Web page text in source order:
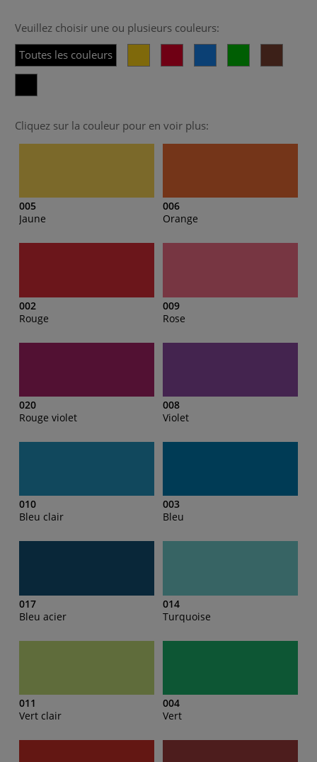
Veuillez choisir une ou plusieurs couleurs:
Toutes les couleurs
Cliquez sur la couleur pour en voir plus:
005
Jaune
006
Orange
002
Rouge
009
Rose
020
Rouge violet
008
Violet
010
Bleu clair
003
Bleu
017
Bleu acier
014
Turquoise
011
Vert clair
004
Vert